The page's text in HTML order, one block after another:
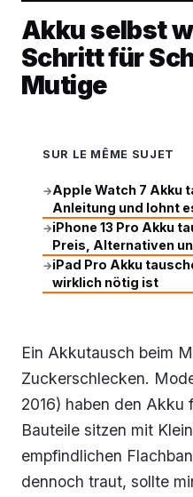
Akku selbst
Schritt für
Mutige
SUR LE MÊME SUJET
→Apple Watch 7 Akku
Anleitung und lohnt
→iPhone 13 Pro Akku
Preis, Alternativen
→iPad Pro Akku
wirklich nötig ist
Ein Akkutausch beim
Zuckerschlecken.
2016) haben den Akku
Bauteile sitzen mit
empfindlichen
dennoch traut, sollte